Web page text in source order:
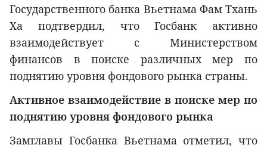
Государственного банка Вьетнама Фам Тхань
Ха подтвердил, что Госбанк активно
взаимодействует с Министерством
финансов в поиске различных мер по
поднятию уровня фондового рынка страны.
Активное взаимодействие в поиске мер по
поднятию уровня фондового рынка
Замглавы Госбанка Вьетнама отметил, что